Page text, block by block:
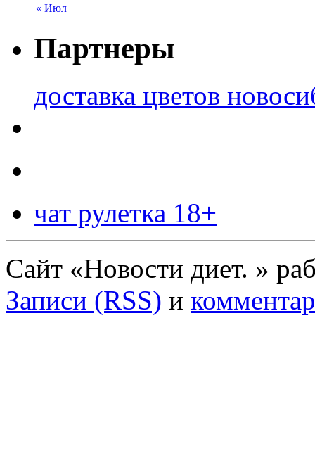
« Июл
Партнеры
доставка цветов
чат рулетка 18+
Сайт «Новости диет. »
Записи (RSS) и